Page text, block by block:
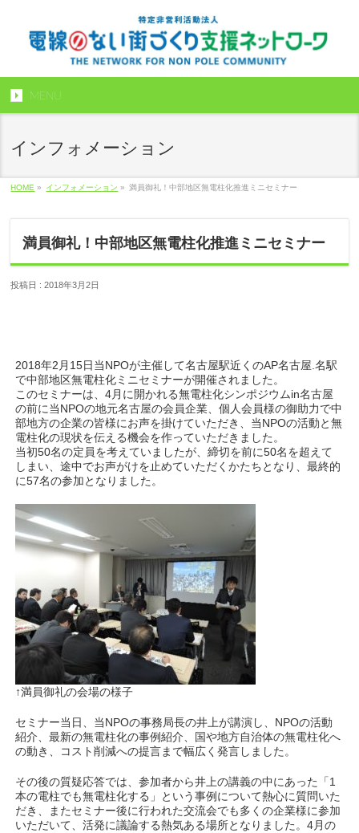
MENU
インフォメーション
HOME » インフォメーション » 満員御礼！中部地区無電柱化推進ミニセミナー
満員御礼！中部地区無電柱化推進ミニセミナー
投稿日 : 2018年3月2日
2018年2月15日当NPOが主催して名古屋駅近くのAP名古屋.名駅
で中部地区無電柱化ミニセミナーが開催されました。
このセミナーは、4月に開かれる無電柱化シンポジウムin名古屋
の前に当NPOの地元名古屋の会員企業、個人会員様の御助力で中
部地方の企業の皆様にお声を掛けていただき、当NPOの活動と無
電柱化の現状を伝える機会を作っていただきました。
当初50名の定員を考えていましたが、締切を前に50名を超えて
しまい、途中でお声がけを止めていただくかたちとなり、最終的
に57名の参加となりました。
↑満員御礼の会場の様子
セミナー当日、当NPOの事務局長の井上が講演し、NPOの活動
紹介、最新の無電柱化の事例紹介、国や地方自治体の無電柱化へ
の動き、コスト削減への提言まで幅広く発言しました。
その後の質疑応答では、参加者から井上の講義の中にあった「1
本の電柱でも無電柱化する」という事例について熱心に質問いた
だき、またセミナー後に行われた交流会でも多くの企業様に参加
いただいて、活発に議論する熱気ある場所となりました。4月の